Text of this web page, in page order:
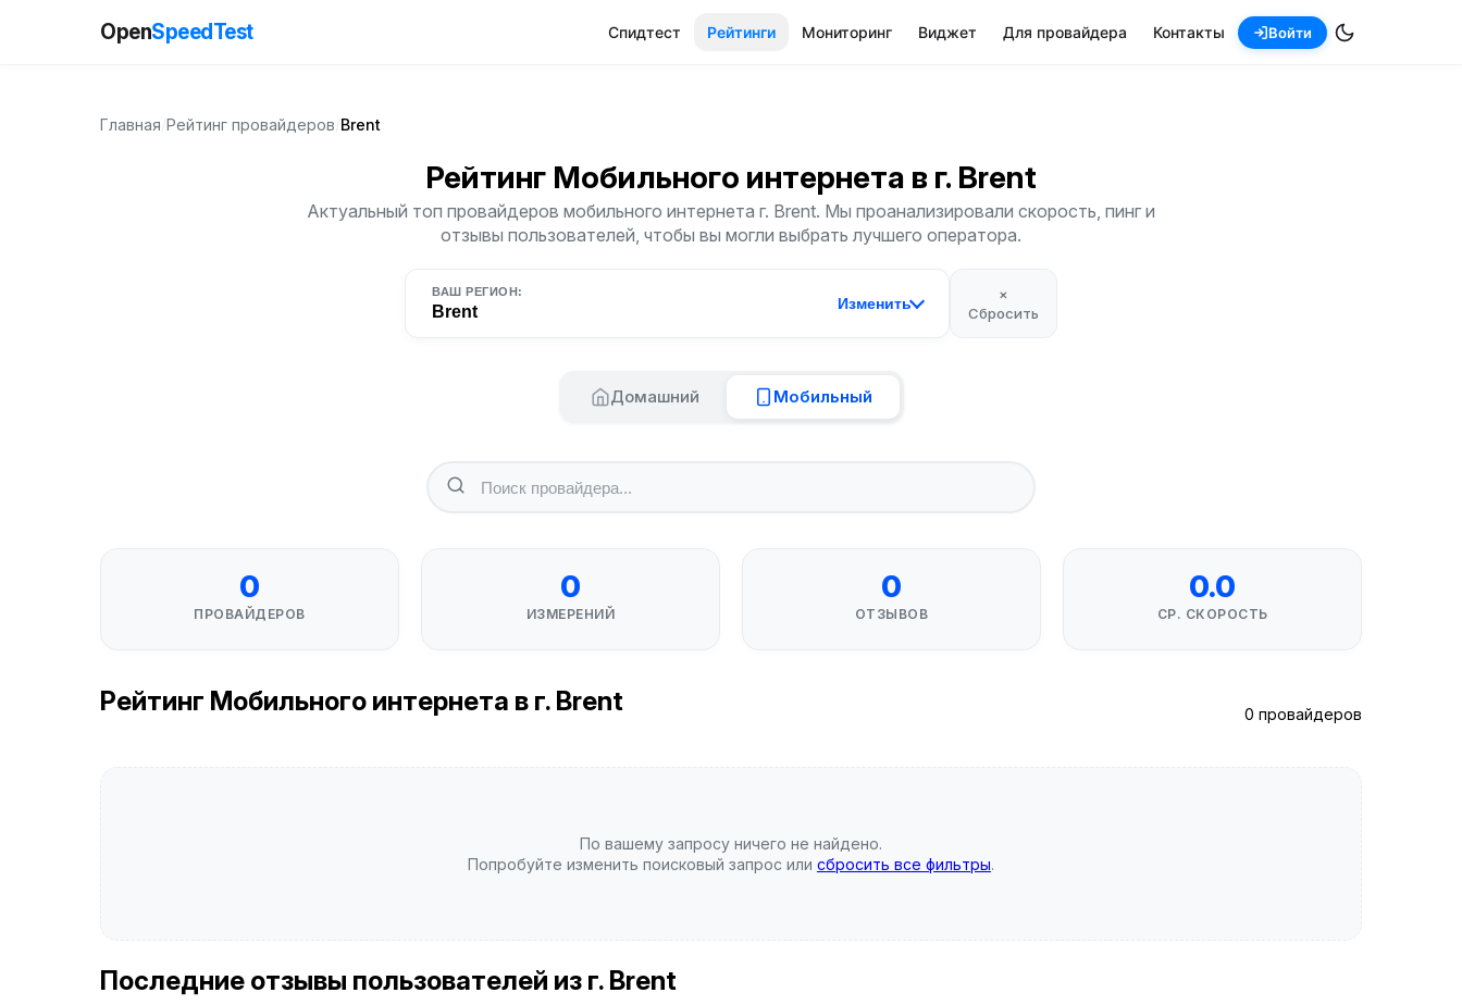
OpenSpeedTest Спидтест Рейтинги Мониторинг Виджет Для провайдера Контакты Войти
Главная Рейтинг провайдеров Brent
Рейтинг Мобильного интернета в г. Brent
Актуальный топ провайдеров мобильного интернета г. Brent. Мы проанализировали скорость, пинг и
отзывы пользователей, чтобы вы могли выбрать лучшего оператора.
ВАШ РЕГИОН:
Brent Изменить
×
Сбросить
Домашний Мобильный
0
ПРОВАЙДЕРОВ
0
ИЗМЕРЕНИЙ
0
ОТЗЫВОВ
0.0
СР. СКОРОСТЬ
Рейтинг Мобильного интернета в г. Brent 0 провайдеров
По вашему запросу ничего не найдено.
Попробуйте изменить поисковый запрос или сбросить все фильтры.
Последние отзывы пользователей из г. Brent